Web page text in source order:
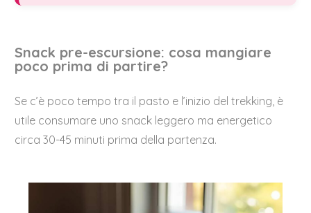
Snack pre-escursione: cosa mangiare
poco prima di partire?
Se c’è poco tempo tra il pasto e l’inizio del trekking, è
utile consumare uno snack leggero ma energetico
circa 30-45 minuti prima della partenza.